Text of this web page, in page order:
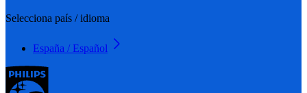
Selecciona país / idioma
España / Español